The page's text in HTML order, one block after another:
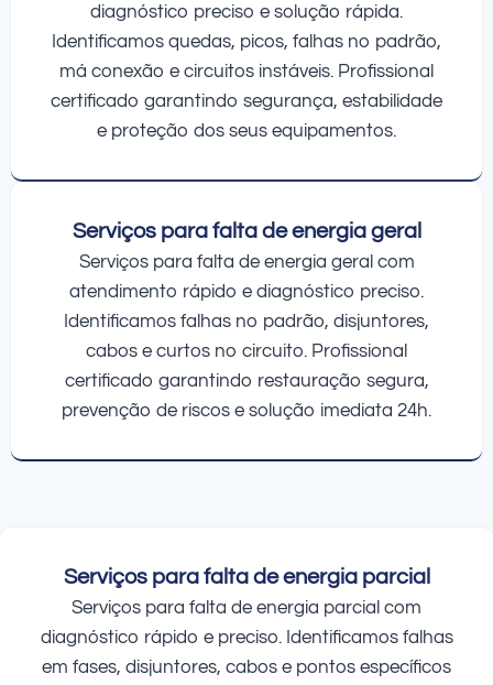
diagnóstico preciso e solução rápida.
Identificamos quedas, picos, falhas no padrão,
má conexão e circuitos instáveis. Profissional
certificado garantindo segurança, estabilidade
e proteção dos seus equipamentos.
Serviços para falta de energia geral
Serviços para falta de energia geral com
atendimento rápido e diagnóstico preciso.
Identificamos falhas no padrão, disjuntores,
cabos e curtos no circuito. Profissional
certificado garantindo restauração segura,
prevenção de riscos e solução imediata 24h.
Serviços para falta de energia parcial
Serviços para falta de energia parcial com
diagnóstico rápido e preciso. Identificamos falhas
em fases, disjuntores, cabos e pontos específicos